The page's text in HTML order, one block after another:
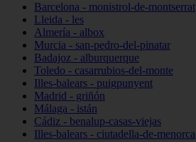
Barcelona - monistrol-de-montserrat
Lleida - les
Almería - albox
Murcia - san-pedro-del-pinatar
Badajoz - alburquerque
Toledo - casarrubios-del-monte
Illes-balears - puigpunyent
Madrid - griñón
Málaga - istán
Cádiz - benalup-casas-viejas
Illes-balears - ciutadella-de-menorca